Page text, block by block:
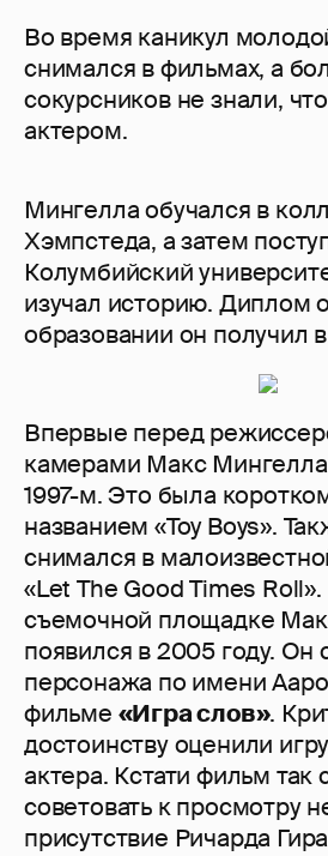
Во время каникул
снимался в фильмах, а
сокурсников не знали,
актером.
Мингелла обучался в
Хэмпстеда, а затем
Колумбийский
изучал историю. Диплом
образовании он получил
Впервые перед
камерами Макс
1997-м. Это была
названием «Toy Boys».
снимался в
«Let The Good Times
съемочной площадке
появился в 2005 году. Он
персонажа по имени
фильме «Игра слов».
достоинству оценили
актера. Кстати фильм так
советовать к просмотру
присутствие Ричарда